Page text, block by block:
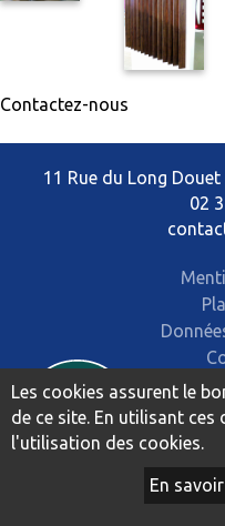
Contactez-nous
11 Rue du Long
02
Les cookies assurent le
de ce site. En utilisant ces
l'utilisation des cookies.
En